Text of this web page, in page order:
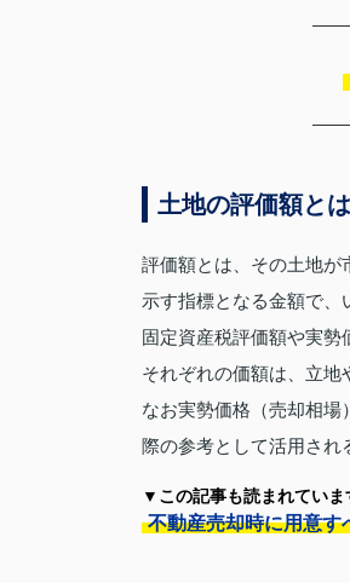
土地の評価額と
評価額とは、その土地が
示す指標となる金額で、
固定資産税評価額や実勢
それぞれの価額は、立地
なお実勢価格（売却相場
際の参考として活用され
▼この記事も読まれていま
不動産売却時に用意す